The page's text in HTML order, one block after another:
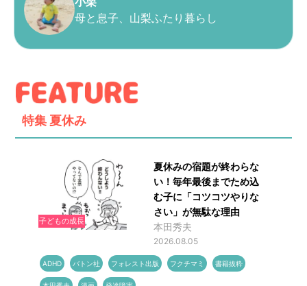
母と息子、山梨ふたり暮らし
特集 夏休み
子どもの成長
夏休みの宿題が終わらな
い！毎年最後までため込
む子に「コツコツやりな
さい」が無駄な理由
本田秀夫
2026.08.05
ADHD バトン社 フォレスト出版 フクチマミ 書籍抜粋